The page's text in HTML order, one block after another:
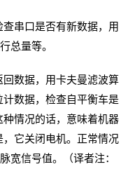
串口是否有新数据，用
总量等。
数据，用卡夫曼滤波算
数据，检查自平衡车是
情况的话，意味着机器
它关闭电机。正常情况
宽信号值。（译者注：